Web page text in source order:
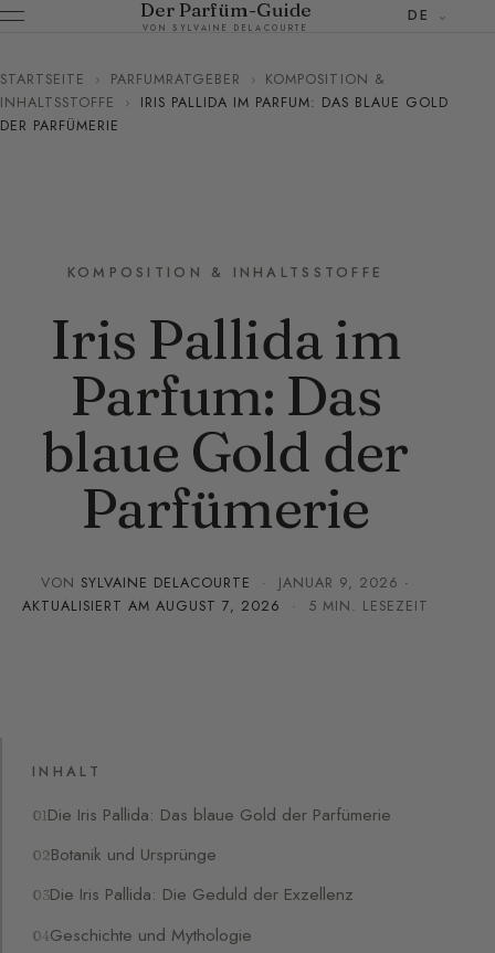
Der Parfüm-Guide
VON SYLVAINE DELACOURTE
DE
STARTSEITE › PARFUMRATGEBER › KOMPOSITION &
INHALTSSTOFFE
›
IRIS PALLIDA IM PARFUM: DAS BLAUE GOLD
DER PARFÜMERIE
KOMPOSITION & INHALTSSTOFFE
Iris Pallida im
Parfum: Das
blaue Gold der
Parfümerie
VON SYLVAINE DELACOURTE · JANUAR 9, 2026 ·
AKTUALISIERT AM AUGUST 7, 2026 · 5 MIN. LESEZEIT
INHALT
Die Iris Pallida: Das blaue Gold der Parfümerie
Botanik und Ursprünge
Die Iris Pallida: Die Geduld der Exzellenz
Geschichte und Mythologie